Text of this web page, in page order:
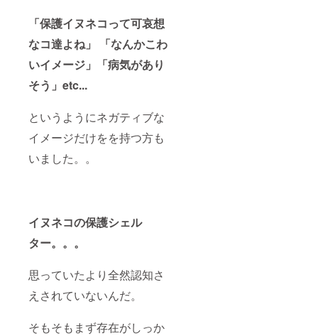
「保護イヌネコって可哀想
なコ達よね」
「なんかこわ
いイメージ」
「病気があり
そう」etc...
というようにネガティブな
イメージだけをを持つ方も
いました。。
イヌネコの保護シェル
ター。。。
思っていたより全然認知さ
えされていないんだ。
そもそもまず存在がしっか